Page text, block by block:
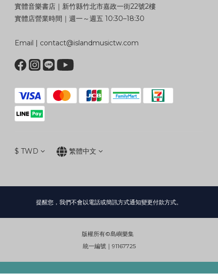
實體音樂書店｜新竹縣竹北市嘉政一街22號2樓
實體店營業時間｜週一～週五 10:30–18:30
Email | contact@islandmusictw.com
$ TWD 繁體中文
提醒您，我們不會以電話或簡訊方式通知變更付款方式。
版權所有©島嶼樂集
統一編號｜91167725